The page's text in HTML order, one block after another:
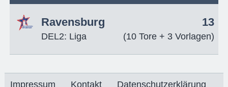
Ravensburg
DEL2: Liga
13
(10 Tore + 3 Vorlagen)
Impressum Kontakt Datenschutzerklärung